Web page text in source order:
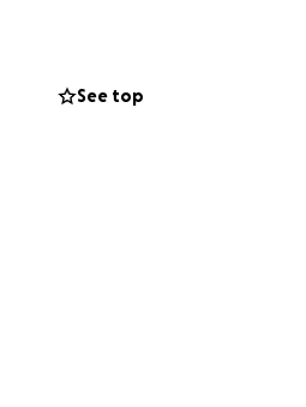
solo a
See top